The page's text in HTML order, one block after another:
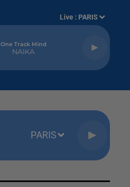
Live : PARIS
One Track Mind
NAIKA
PARIS